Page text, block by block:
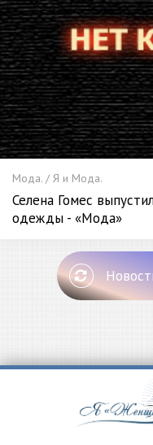
Мода. / Я и Мода.
Селена Гомес
одежды - «Мода»